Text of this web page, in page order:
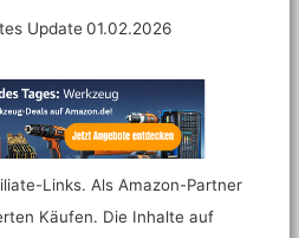
Update 01.02.2026
Links. Als Amazon-Partner
Käufen. Die Inhalte auf